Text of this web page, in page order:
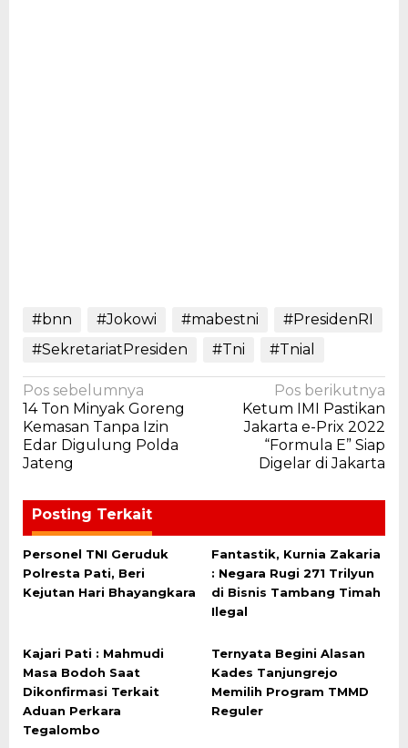
#bnn #Jokowi #mabestni
#PresidenRI
#SekretariatPresiden
#Tni #Tnial
Navigasi
pos
Pos sebelumnya
14 Ton Minyak Goreng
Kemasan Tanpa Izin
Edar Digulung Polda
Jateng
Pos berikutnya
Ketum IMI Pastikan
Jakarta e-Prix 2022
“Formula E” Siap
Digelar di Jakarta
Posting Terkait
Personel TNI Geruduk
Polresta Pati, Beri
Kejutan Hari Bhayangkara
Fantastik, Kurnia Zakaria
: Negara Rugi 271 Trilyun
di Bisnis Tambang Timah
Ilegal
Kajari Pati : Mahmudi
Masa Bodoh Saat
Dikonfirmasi Terkait
Aduan Perkara
Tegalombo
Ternyata Begini Alasan
Kades Tanjungrejo
Memilih Program TMMD
Reguler